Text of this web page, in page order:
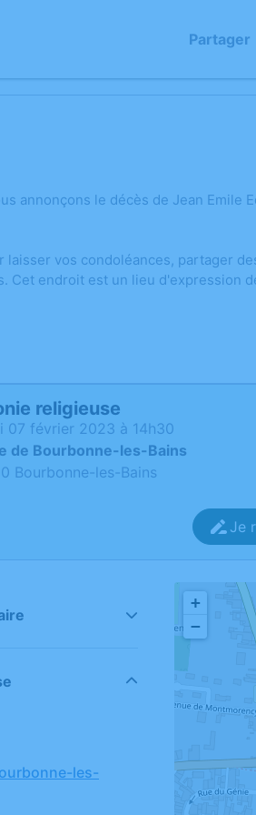
Partager
annonçons le décès de Jean Emile
vos condoléances, partager
Cet endroit est un lieu d'expression
religieuse
07 février 2023 à 14h30
de Bourbonne-les-Bains
Bourbonne-les-Bains
Je
les-
+
−